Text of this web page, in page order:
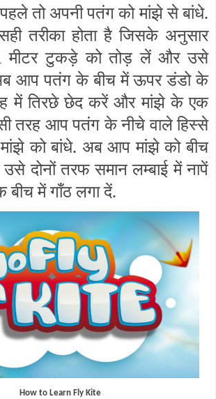
तो अपनी पतंग को मांझे से बांधे.
तरीका होता है जिसके अनुसार
टुकड़े को तोड़ लें और उसे
आप पतंग के बीच में ऊपर डंडो के
में तिरछे छेद करें और मांझे के एक
तरह आप पतंग के नीचे वाले हिस्से
को बांधे. अब आप मांझे को बीच
दोनों तरफ समान लम्बाई में नापें
में गाँठ लगा दें.
How to Learn Fly Kite